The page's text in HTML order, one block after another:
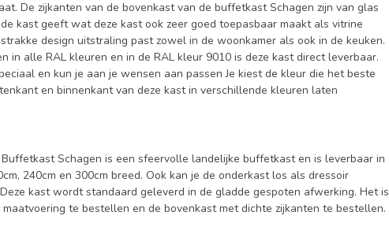
De zijkanten van de bovenkast van de buffetkast Schagen zijn van glas
kast geeft wat deze kast ook zeer goed toepasbaar maakt als vitrine
design uitstraling past zowel in de woonkamer als ook in de keuken.
in alle RAL kleuren en in de RAL kleur 9010 is deze kast direct leverbaar.
en kun je aan je wensen aan passen Je kiest de kleur die het beste
en binnenkant van deze kast in verschillende kleuren laten
Schagen is een sfeervolle landelijke buffetkast en is leverbaar in
240cm en 300cm breed. Ook kan je de onderkast los als dressoir
kast wordt standaard geleverd in de gladde gespoten afwerking. Het is
te bestellen en de bovenkast met dichte zijkanten te bestellen.